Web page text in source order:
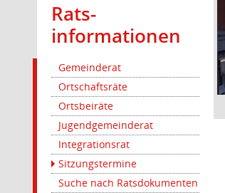
Rats­
informationen
Gemeinderat
Ortschaftsräte
Ortsbeiräte
Jugendgemeinderat
Integrationsrat
Sitzungstermine
Suche nach Ratsdokumenten